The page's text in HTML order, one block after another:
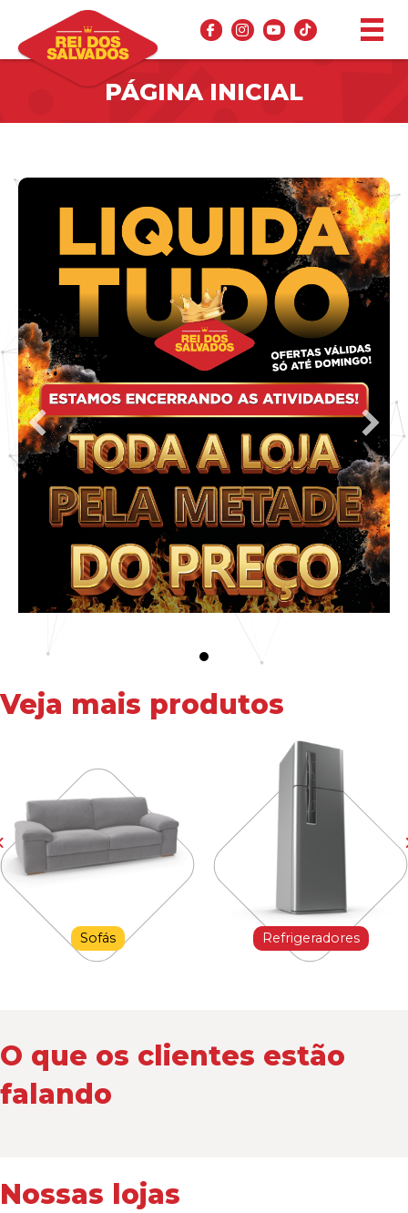
PÁGINA INICIAL
Veja mais produtos
Sofás Refrigeradores
O que os clientes estão
falando
Nossas lojas